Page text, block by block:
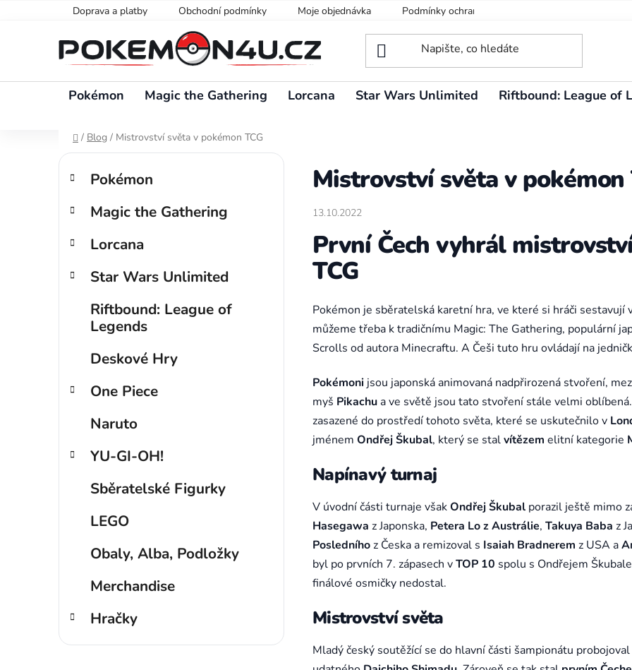
Doprava a platby Obchodní podmínky Moje objednávka Podmínky ochrany osobních údajů
Pokémon Magic the Gathering Lorcana Star Wars Unlimited Riftbound: League of
Domů
/ Blog / Mistrovství světa v pokémon TCG
P Přeskočit
kategorie
K
a
e
o
i
Pokémon
Magic the Gathering
Lorcana
Star Wars Unlimited
Riftbound: League of
Legends
Deskové Hry
One Piece
Naruto
YU-GI-OH!
Sběratelské Figurky
LEGO
Obaly, Alba, Podložky
Merchandise
Hračky
Mistrovství světa v pokémon
13.10.2022
První Čech vyhrál
TCG
Pokémon je sběratelská karetní hra, ve které si hráči
můžeme třeba k tradičnímu Magic: The Gathering, populární
Scrolls od autora Minecraftu. A Češi tuto hru ovládají na
Pokémoni jsou japonská animovaná nadpřirozená stvoření,
myš Pikachu a ve světě jsou tato stvoření stále velmi
zasazené do prostředí tohoto světa, které se uskutečnilo v
jménem OndřejŠkubal, který se stalvítězem elitní kategorie
Napínavý turnaj
V úvodní části turnaje všakOndřej Škubal porazil ještě mimo
Hasegawa z Japonska, Petera Lo z Austrálie, Takuya Baba z
Posledníhoz Česka a remizoval s Isaiah Bradnerem z USA a
byl po prvních 7. zápasech vTOP 10 spolu s Ondřejem
finálové osmičky nedostal.
Mistrovství světa
Mladý český soutěžící se do hlavní části šampionátu